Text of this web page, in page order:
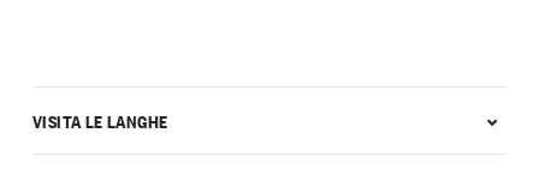
VISITA LE LANGHE